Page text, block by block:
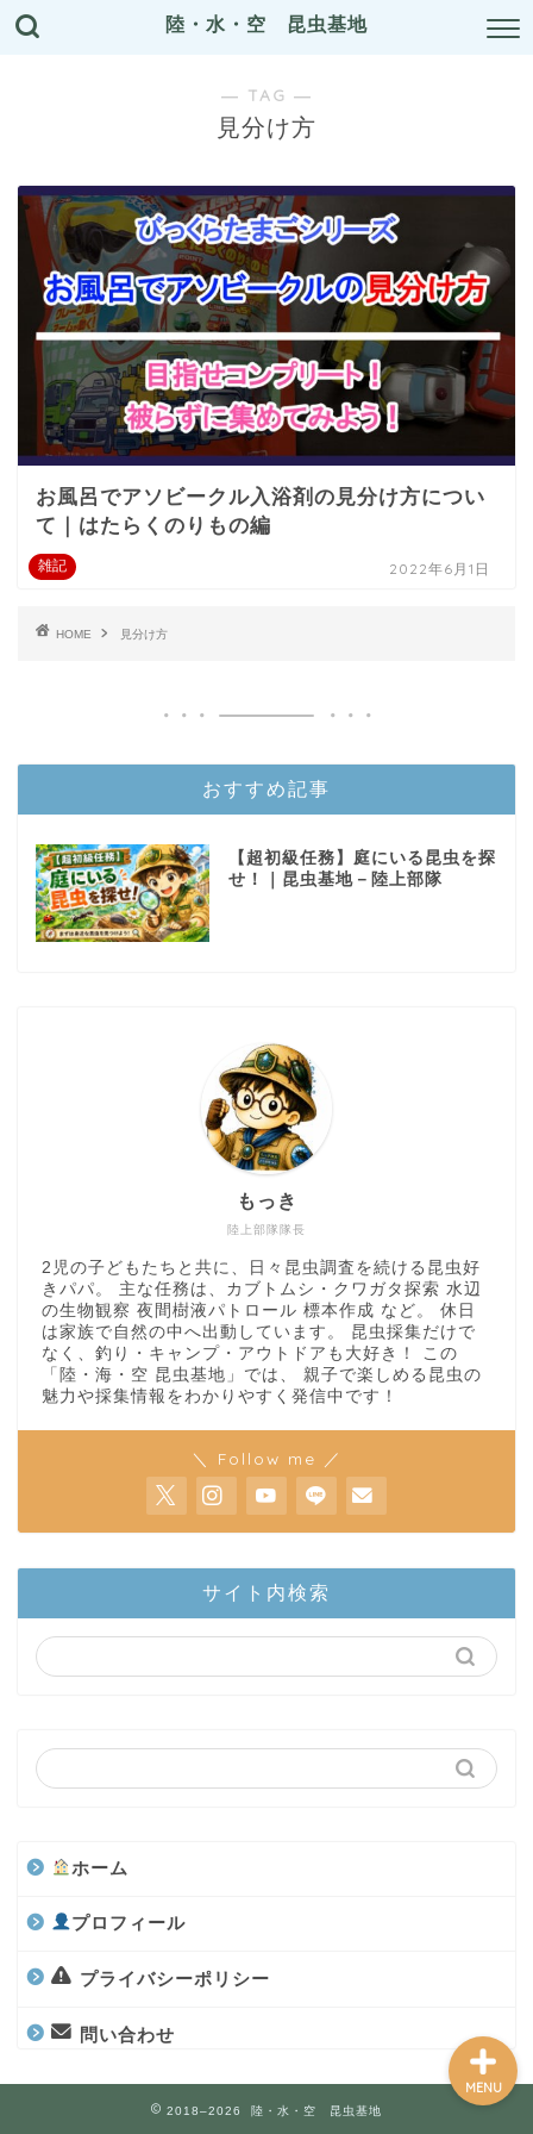
陸・水・空 昆虫基地
― TAG ―
見分け方
雑記
お風呂でアソビークル入浴剤の見分け方につい
て｜はたらくのりもの編
2022年6月1日
HOME 見分け方
おすすめ記事
【超初級任務】庭にいる昆虫を探
せ！｜昆虫基地－陸上部隊
陸上部隊隊長
もっき
2児の子どもたちと共に、日々昆虫調査を続ける昆虫好
きパパ。 主な任務は、カブトムシ・クワガタ探索 水辺
の生物観察 夜間樹液パトロール 標本作成 など。 休日
は家族で自然の中へ出動しています。 昆虫採集だけで
なく、釣り・キャンプ・アウトドアも大好き！ この
「陸・海・空 昆虫基地」では、 親子で楽しめる昆虫の
魅力や採集情報をわかりやすく発信中です！
＼ Follow me ／
サイト内検索
ホーム
プロフィール
プライバシーポリシー
問い合わせ
2018–2026 陸・水・空 昆虫基地
MENU
陸上部隊
世界のカブトムシ